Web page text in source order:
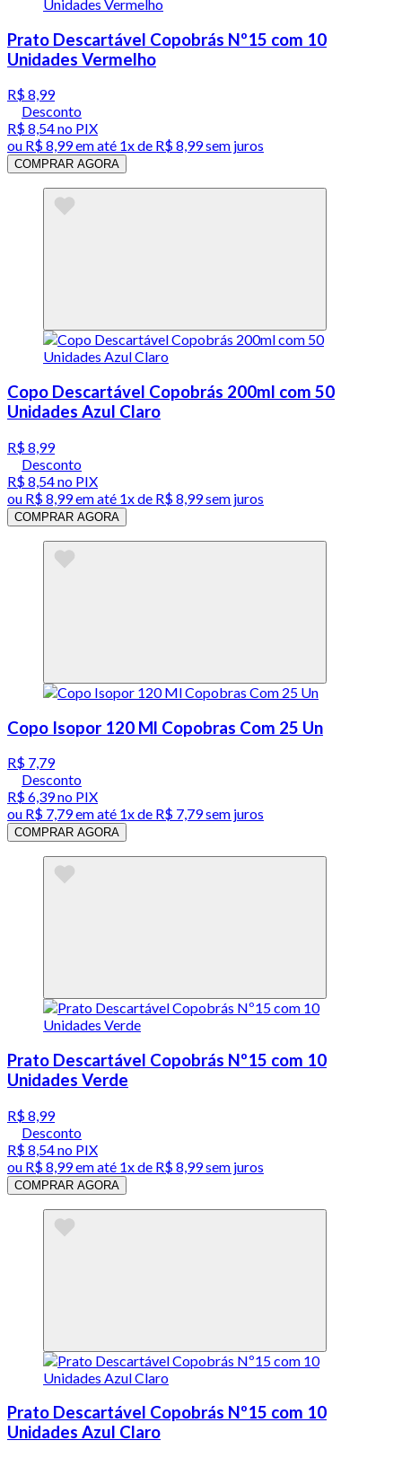
Prato Descartável Copobrás Nº15 com 10
Unidades Vermelho
R$ 8,99
Desconto
R$ 8,54no PIX
ou R$ 8,99em até 1x de R$ 8,99sem juros
COMPRAR AGORA
Copo Descartável Copobrás 200ml com 50
Unidades Azul Claro
R$ 8,99
Desconto
R$ 8,54no PIX
ou R$ 8,99em até 1x de R$ 8,99sem juros
COMPRAR AGORA
Copo Isopor 120 Ml Copobras Com 25 Un
R$ 7,79
Desconto
R$ 6,39no PIX
ou R$ 7,79em até 1x de R$ 7,79sem juros
COMPRAR AGORA
Prato Descartável Copobrás Nº15 com 10
Unidades Verde
R$ 8,99
Desconto
R$ 8,54no PIX
ou R$ 8,99em até 1x de R$ 8,99sem juros
COMPRAR AGORA
Prato Descartável Copobrás Nº15 com 10
Unidades Azul Claro